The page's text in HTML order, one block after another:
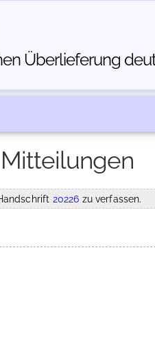
Über­lieferung
Mitteilungen
20226 zu verfassen.